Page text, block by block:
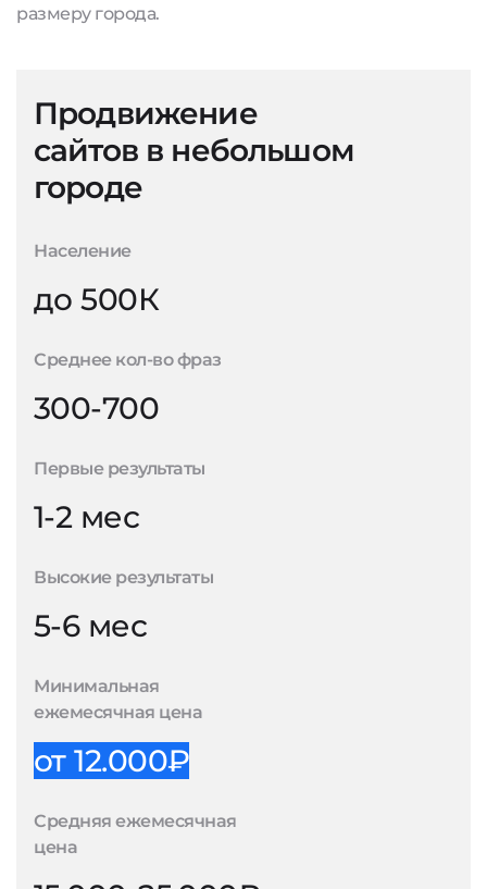
размеру города.
Продвижение
сайтов в небольшом
городе
Население
до 500К
Среднее кол-во фраз
300-700
Первые результаты
1-2 мес
Высокие результаты
5-6 мес
Минимальная
ежемесячная цена
от 12.000₽
Средняя ежемесячная
цена